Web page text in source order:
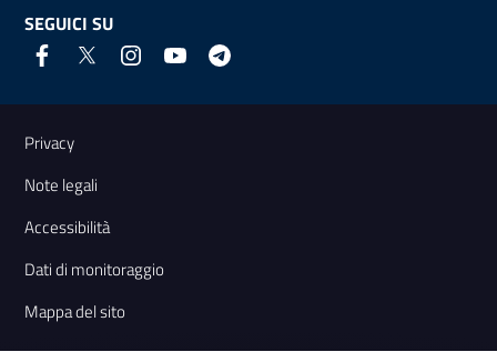
SEGUICI SU
Link e informazioni utili
Privacy
Note legali
Accessibilità
Dati di monitoraggio
Mappa del sito